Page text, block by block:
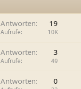
Antworten 19
Aufrufe 10K
Antworten 3
Aufrufe 49
Antworten 0